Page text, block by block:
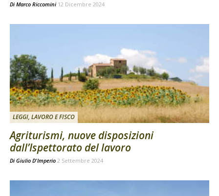
Di Marco Riccomini 12 Dicembre 2024
LEGGI, LAVORO E FISCO
Agriturismi, nuove disposizioni
dall’Ispettorato del lavoro
Di Giulio D'Imperio 2 Settembre 2024